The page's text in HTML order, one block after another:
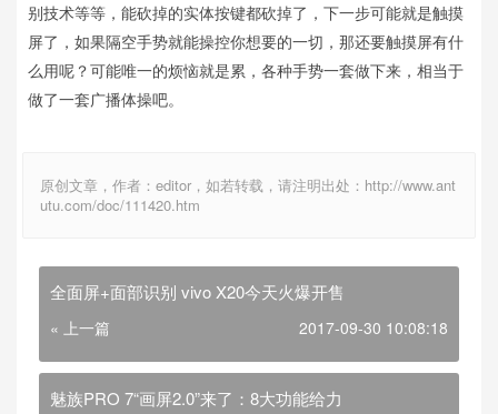
别技术等等，能砍掉的实体按键都砍掉了，下一步可能就是触摸
屏了，如果隔空手势就能操控你想要的一切，那还要触摸屏有什
么用呢？可能唯一的烦恼就是累，各种手势一套做下来，相当于
做了一套广播体操吧。
原创文章，作者：editor，如若转载，请注明出处：http://www.ant
utu.com/doc/111420.htm
全面屏+面部识别 vivo X20今天火爆开售
« 上一篇 2017-09-30 10:08:18
魅族PRO 7“画屏2.0”来了：8大功能给力